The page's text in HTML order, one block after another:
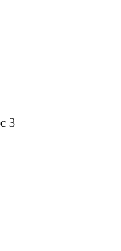
3